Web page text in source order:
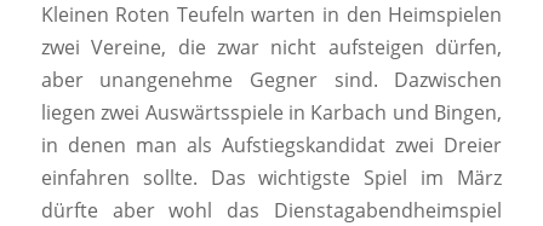
Kleinen Roten Teufeln warten in den Heimspielen
zwei Vereine, die zwar nicht aufsteigen dürfen,
aber unangenehme Gegner sind. Dazwischen
liegen zwei Auswärtsspiele in Karbach und Bingen,
in denen man als Aufstiegskandidat zwei Dreier
einfahren sollte. Das wichtigste Spiel im März
dürfte aber wohl das Dienstagabendheimspiel